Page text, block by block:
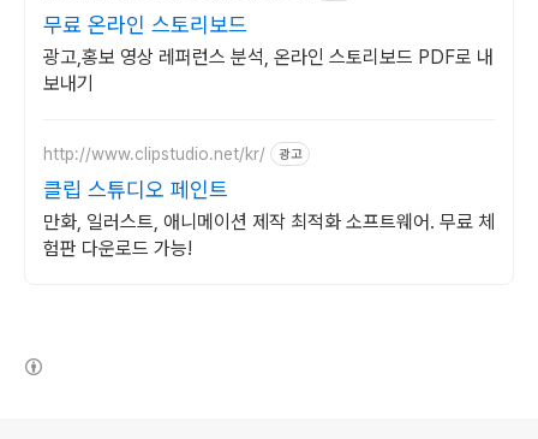
무료 온라인 스토리보드
광고,홍보 영상 레퍼런스 분석, 온라인 스토리보드 PDF로 내
보내기
http://www.clipstudio.net/kr/ 광고
클립 스튜디오 페인트
만화, 일러스트, 애니메이션 제작 최적화 소프트웨어. 무료 체
험판 다운로드 가능!